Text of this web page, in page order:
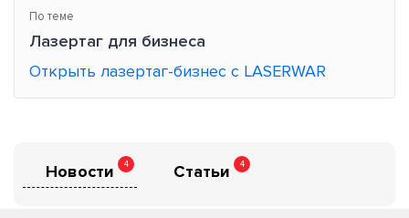
По теме
Лазертаг для бизнеса
Открыть лазертаг-бизнес с LASERWAR
Новости 4 Статьи 4